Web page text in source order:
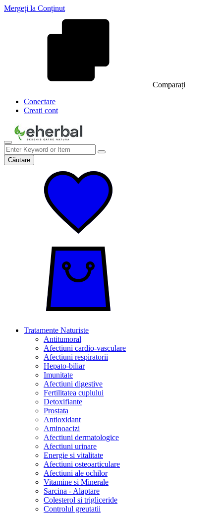
Mergeți la Conținut
Comparați
Conectare
Creati cont
Căutare
Tratamente Naturiste
Antitumoral
Afectiuni cardio-vasculare
Afectiuni respiratorii
Hepato-biliar
Imunitate
Afectiuni digestive
Fertilitatea cuplului
Detoxifiante
Prostata
Antioxidant
Aminoacizi
Afectiuni dermatologice
Afectiuni urinare
Energie si vitalitate
Afectiuni osteoarticulare
Afectiuni ale ochilor
Vitamine si Minerale
Sarcina - Alaptare
Colesterol si trigliceride
Controlul greutatii